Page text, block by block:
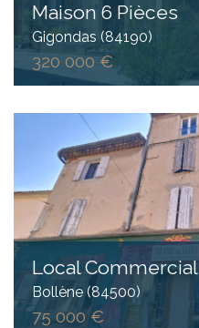
Maison 6 Pièces
Gigondas (84190)
320 000 €
Local Commercial
Bollène (84500)
75 000 €